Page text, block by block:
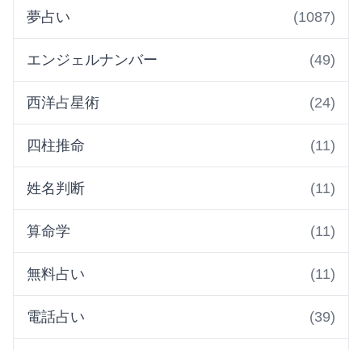
夢占い (1087)
エンジェルナンバー (49)
西洋占星術 (24)
四柱推命 (11)
姓名判断 (11)
算命学 (11)
無料占い (11)
電話占い (39)